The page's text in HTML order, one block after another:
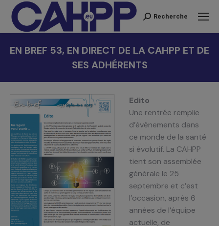
Recherche
Recherche
EN BREF 53, EN DIRECT DE LA CAHPP ET DE
SES ADHÉRENTS
Edito
Une rentrée remplie
d’évènements dans
ce monde de la santé
si évolutif. La CAHPP
tient son assemblée
générale le 25
septembre et c’est
l’occasion, après 6
années de l’équipe
actuelle, de